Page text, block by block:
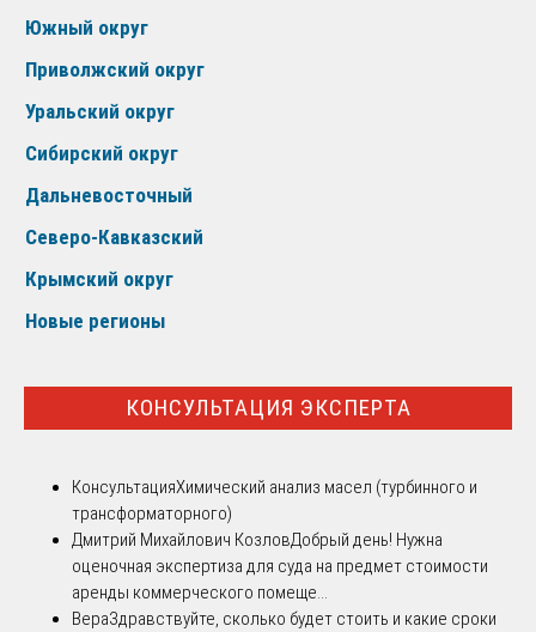
Южный округ
Приволжский округ
Уральский округ
Сибирский округ
Дальневосточный
Северо-Кавказский
Крымский округ
Новые регионы
КОНСУЛЬТАЦИЯ ЭКСПЕРТА
КонсультацияХимический анализ масел (турбинного и
трансформаторного)
Дмитрий Михайлович КозловДобрый день! Нужна
оценочная экспертиза для суда на предмет стоимости
аренды коммерческого помеще...
ВераЗдравствуйте, сколько будет стоить и какие сроки